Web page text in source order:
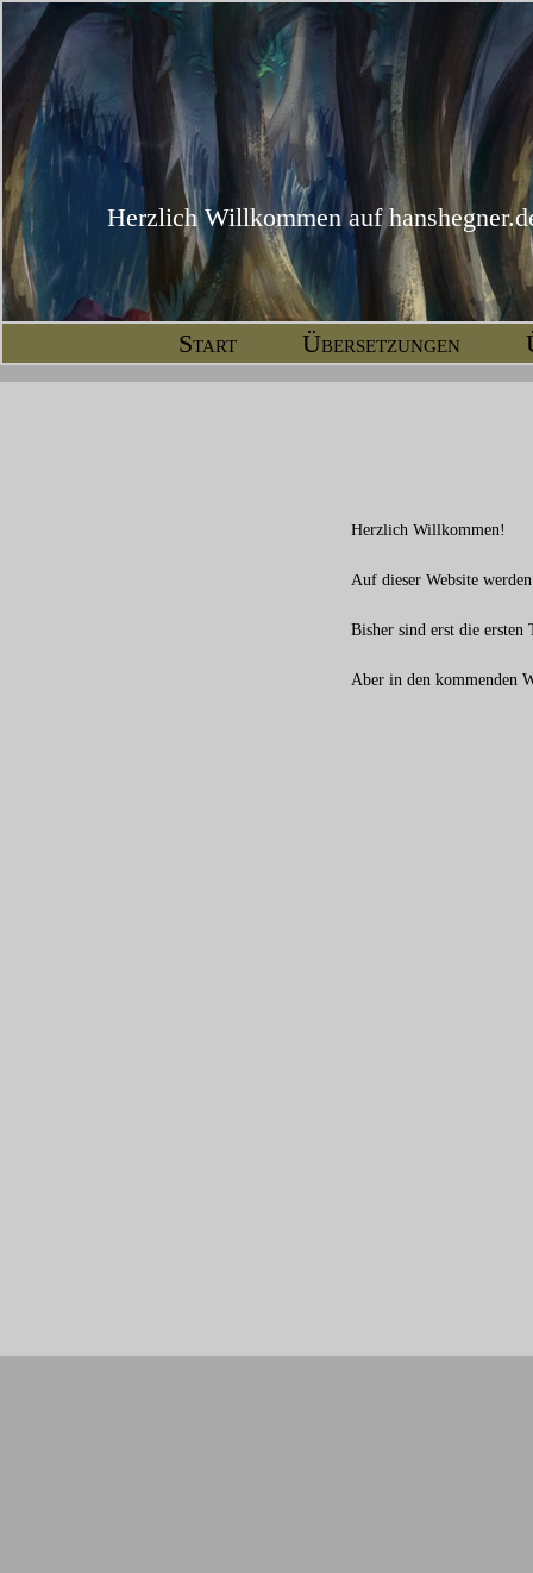
Herzlich Willkommen auf
Start Übersetzungen
Herzlich Willkommen!
Auf dieser Website
Bisher sind erst die
Aber in den kommenden